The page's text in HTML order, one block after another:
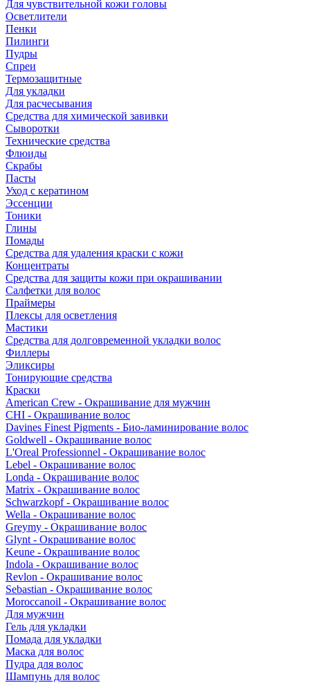
Для чувствительной кожи головы
Осветлители
Пенки
Пилинги
Пудры
Спреи
Термозащитные
Для укладки
Для расчесывания
Средства для химической завивки
Сыворотки
Технические средства
Флюиды
Скрабы
Пасты
Уход с кератином
Эссенции
Тоники
Глины
Помады
Средства для удаления краски с кожи
Концентраты
Средства для защиты кожи при окрашивании
Салфетки для волос
Праймеры
Плексы для осветления
Мастики
Средства для долговременной укладки волос
Филлеры
Эликсиры
Тонирующие средства
Краски
American Crew - Окрашивание для мужчин
CHI - Окрашивание волос
Davines Finest Pigments - Био-ламинирование волос
Goldwell - Окрашивание волос
L'Oreal Professionnel - Окрашивание волос
Lebel - Окрашивание волос
Londa - Окрашивание волос
Matrix - Окрашивание волос
Schwarzkopf - Окрашивание волос
Wella - Окрашивание волос
Greymy - Окрашивание волос
Glynt - Окрашивание волос
Keune - Окрашивание волос
Indola - Окрашивание волос
Revlon - Окрашивание волос
Sebastian - Окрашивание волос
Moroccanoil - Окрашивание волос
Для мужчин
Гель для укладки
Помада для укладки
Маска для волос
Пудра для волос
Шампунь для волос